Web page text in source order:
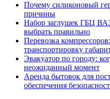
Почему силиконовый
причины
Набор заглушек ГБЦ
выбрать правильно
Перевозка
транспортировку
Эвакуатор по городу:
неожиданный момент
Аренда бытовок для
обеспечения